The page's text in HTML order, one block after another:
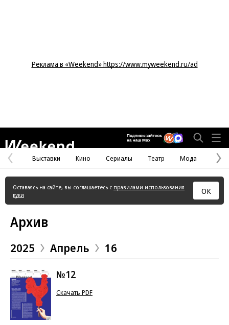
Реклама в «Weekend» https://www.myweekend.ru/ad
Предыдущая
страница
Выставки Кино Сериалы Театр Мода
Оставаясь на сайте, вы соглашаетесь с правилами использования
куки
ОК
Архив
2025 Апрель 16
№12
Скачать PDF